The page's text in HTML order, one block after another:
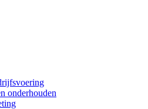
onderhouden